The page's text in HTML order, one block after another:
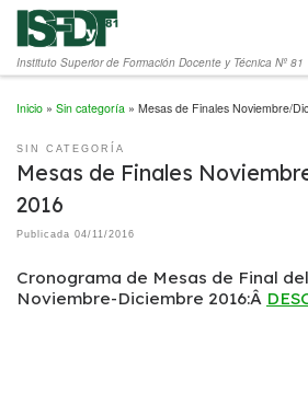
Saltar al contenido
Instituto Superior de Formación Docente y Técnica Nº 81
Inicio » Sin categoría » Mesas de Finales Noviembre/
SIN CATEGORÍA
Mesas de Finales
2016
Publicada 04/11/2016
Cronograma de Mesas de Final
Noviembre-Diciembre 2016:Â